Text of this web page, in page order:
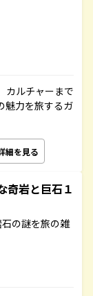
カルチャーまで
魅力を旅するガ
細を見る
岩と巨石１
の謎を旅の雑